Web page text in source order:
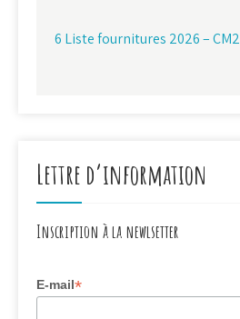
6 Liste fournitures 2026 – CM2
Lettre d’information
Inscription à la newlsetter
E-mail*